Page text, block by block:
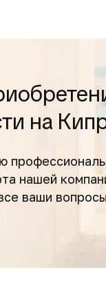
на
нашей
ваши вопросы